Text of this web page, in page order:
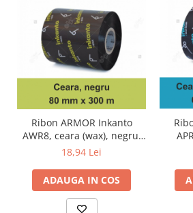
Ribon ARMOR Inkanto
AWR8, ceara (wax), negru,
80mmX300M, OUT
18,94 Lei
ADAUGA IN COS